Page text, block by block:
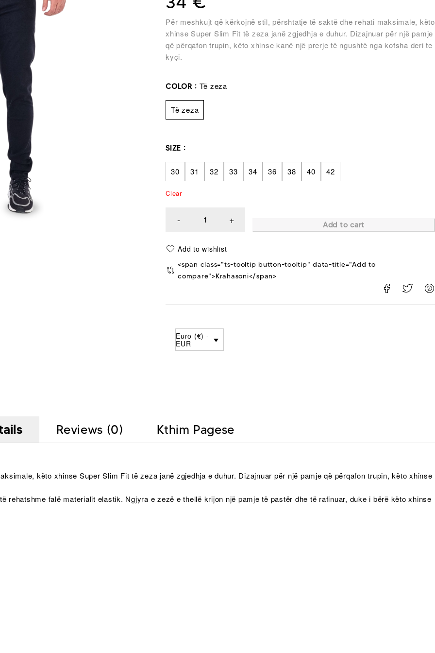
Për meshkujt që kërkojnë stil, përshtatje të saktë dhe rehati maksimale, këto
xhinse Super Slim Fit të zeza janë zgjedhja e duhur. Dizajnuar për një pamje
që përqafon trupin, këto xhinse kanë një prerje të ngushtë nga kofsha deri te
kyçi.
COLOR Të zeza
Të zeza
SIZE
30 31 32 33 34 36 38 40 42
Clear
Add to cart
<span class="ts-tooltip button-tooltip" data-title="Add to
compare">Krahasoni</span>
Euro (€) -
EUR
Reviews (0) Kthim Pagese
këto xhinse Super Slim Fit të zeza janë zgjedhja e duhur. Dizajnuar për një pamje që përqafon trupin, këto xhinse
rehatshme falë materialit elastik. Ngjyra e zezë e thellë krijon një pamje të pastër dhe të rafinuar, duke i bërë këto xhinse